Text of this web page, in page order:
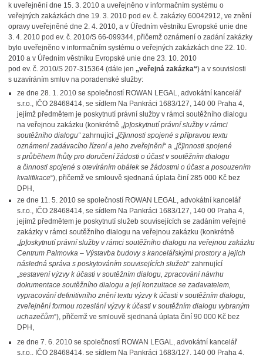
k uveřejnění dne 15. 3. 2010 a uveřejněno v informačním systému o
veřejných zakázkách dne 19. 3. 2010 pod ev. č. zakázky 60042912, ve znění
opravy uveřejněné dne 2. 4. 2010, a v Úředním věstníku Evropské unie dne
3. 4. 2010 pod ev. č. 2010/S 66-099344, přičemž oznámení o zadání zakázky
bylo uveřejněno v informačním systému o veřejných zakázkách dne 22. 10.
2010 a v Úředním věstníku Evropské unie dne 23. 10. 2010
pod ev. č. 2010/S 207-315364 (dále jen „veřejná zakázka“) a v souvislosti
s uzavíráním smluv na poradenské služby:
ze dne 28. 1. 2010 se společností ROWAN LEGAL, advokátní kancelář
s.r.o., IČO 28468414, se sídlem Na Pankráci 1683/127, 140 00 Praha 4,
jejímž předmětem je poskytnutí právní služby v rámci soutěžního dialogu
na veřejnou zakázku (konkrétně „[p]oskytnutí právní služby v rámci
soutěžního dialogu“zahrnující „[č]innosti spojené s přípravou textu
oznámení zadávacího řízení a jeho zveřejnění“ a „[č]innosti spojené
s průběhem lhůty pro doručení žádosti o účast v soutěžním dialogu
a činnosti spojené s otevíráním obálek se žádostmi o účast a posouzením
kvalifikace“), přičemž ve smlouvě sjednaná úplata činí 285 000 Kč bez
DPH,
ze dne 11. 5. 2010 se společností ROWAN LEGAL, advokátní kancelář
s.r.o., IČO 28468414, se sídlem Na Pankráci 1683/127, 140 00 Praha 4,
jejímž předmětem je poskytnutí služeb souvisejících se zadáním veřejné
zakázky v rámci soutěžního dialogu na veřejnou zakázku (konkrétně
„[p]oskytnutí právní služby v rámci soutěžního dialogu na veřejnou zakázku
Centrum Palmovka – Výstavba budovy s kancelářskými prostory a jejich
následná správa s poskytováním souvisejících služeb“ zahrnující
„sestavení výzvy k účasti v soutěžním dialogu, zpracování návrhu
dokumentace soutěžního dialogu a její konzultace se zadavatelem,
vypracování definitivního znění textu výzvy k účasti v soutěžním dialogu,
zveřejnění formou rozeslání výzvy k účasti v soutěžním dialogu vybraným
uchazečům“), přičemž ve smlouvě sjednaná úplata činí 90 000 Kč bez
DPH,
ze dne 7. 6. 2010 se společností ROWAN LEGAL, advokátní kancelář
s.r.o., IČO 28468414, se sídlem Na Pankráci 1683/127, 140 00 Praha 4,